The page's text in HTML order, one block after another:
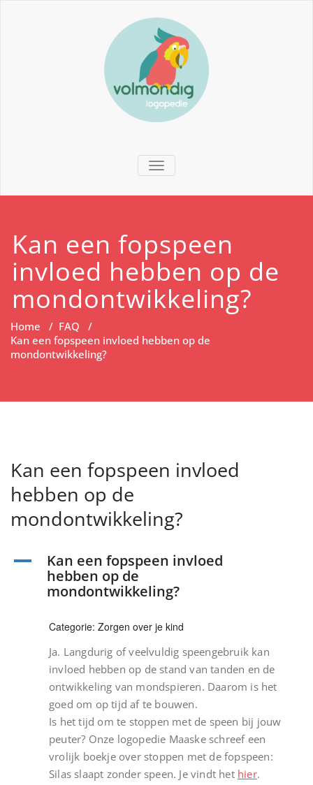
TOGGLE NAVIGATION
Kan een fopspeen
invloed hebben op de
mondontwikkeling?
Home / FAQ /
Kan een fopspeen invloed hebben op de
mondontwikkeling?
Kan een fopspeen invloed
hebben op de
mondontwikkeling?
A
Kan een fopspeen invloed
hebben op de
mondontwikkeling?
Categorie: Zorgen over je kind
Ja. Langdurig of veelvuldig speengebruik kan
invloed hebben op de stand van tanden en de
ontwikkeling van mondspieren. Daarom is het
goed om op tijd af te bouwen.
Is het tijd om te stoppen met de speen bij jouw
peuter? Onze logopedie Maaske schreef een
vrolijk boekje over stoppen met de fopspeen:
Silas slaapt zonder speen. Je vindt het hier.